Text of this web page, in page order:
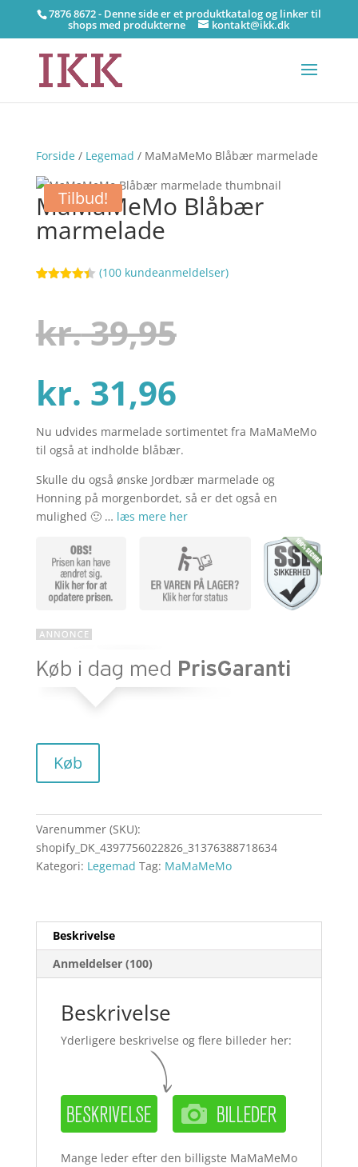
7876 8672 - Denne side er et produktkatalog og linker til
shops med produkterne kontakt@ikk.dk
Forside/ Legemad / MaMaMeMo Blåbær marmelade
Tilbud!
MaMaMeMo Blåbær
marmelade
baseret
på
kundebedø
(100 kundeanmeldelser)
kr.39,95
pris
var:
kr. 39,95.
kr. 31,96Den
aktuelle
pris
er:
Nu udvides marmelade sortimentet fra MaMaMeMo
til også at indholde blåbær.
Skulle du også ønske Jordbær marmelade og
Honning på morgenbordet, så er det også en
mulighed 🙂 … læs mere her
Køb
Varenummer (SKU):
shopify_DK_4397756022826_31376388718634
Kategori: Legemad Tag: MaMaMeMo
Beskrivelse
Anmeldelser (100)
Beskrivelse
Yderligere beskrivelse og flere billeder her:
Mange leder efter den billigste MaMaMeMo